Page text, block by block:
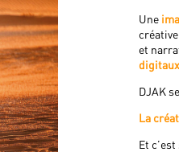
Une
et
digitaux
DJAK
La
Et